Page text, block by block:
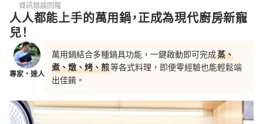
資訊錯誤回報
人人都能上手的萬用鍋，正成為現代廚房新寵
兒！
專家・達人
萬用鍋結合多種鍋具功能，一鍵啟動即可完成蒸、
煮、燉、烤、煎等各式料理，即便零經驗也能輕鬆端
出佳餚。